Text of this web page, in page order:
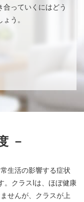
っていくにはどう
う。
－
生活の影響する症状
。クラスIは、ほぼ健康
せんが、クラスが上